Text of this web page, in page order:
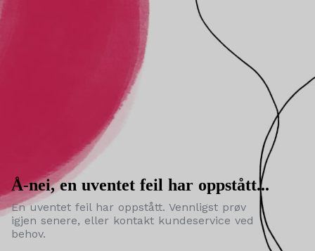
Å-nei, en uventet feil har oppstått...
En uventet feil har oppstått. Vennligst prøv
igjen senere, eller kontakt kundeservice ved
behov.